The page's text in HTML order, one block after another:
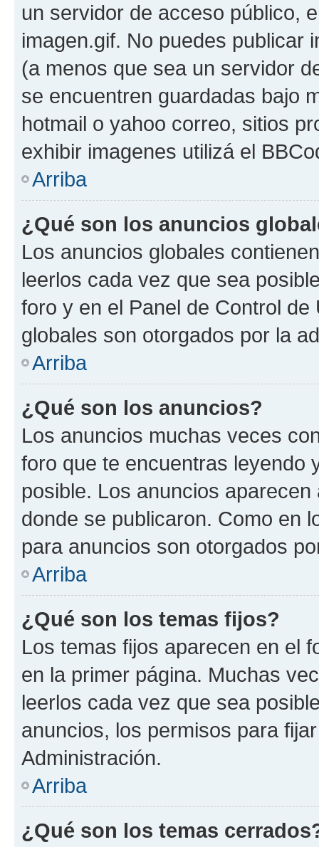
un servidor de acceso público,
imagen.gif. No puedes publicar
(a menos que sea un servidor
se encuentren guardadas bajo
hotmail o yahoo correo, sitios
exhibir imagenes utilizá el
Arriba
¿Qué son los anuncios
Los anuncios globales
leerlos cada vez que sea
foro y en el Panel de Control
globales son otorgados por la
Arriba
¿Qué son los anuncios?
Los anuncios muchas veces
foro que te encuentras leyendo
posible. Los anuncios
donde se publicaron. Como en
para anuncios son otorgados
Arriba
¿Qué son los temas fijos?
Los temas fijos aparecen en el
en la primer página. Muchas
leerlos cada vez que sea
anuncios, los permisos para
Administración.
Arriba
¿Qué son los temas